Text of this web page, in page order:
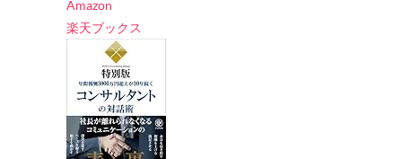
Amazon
楽天ブックス